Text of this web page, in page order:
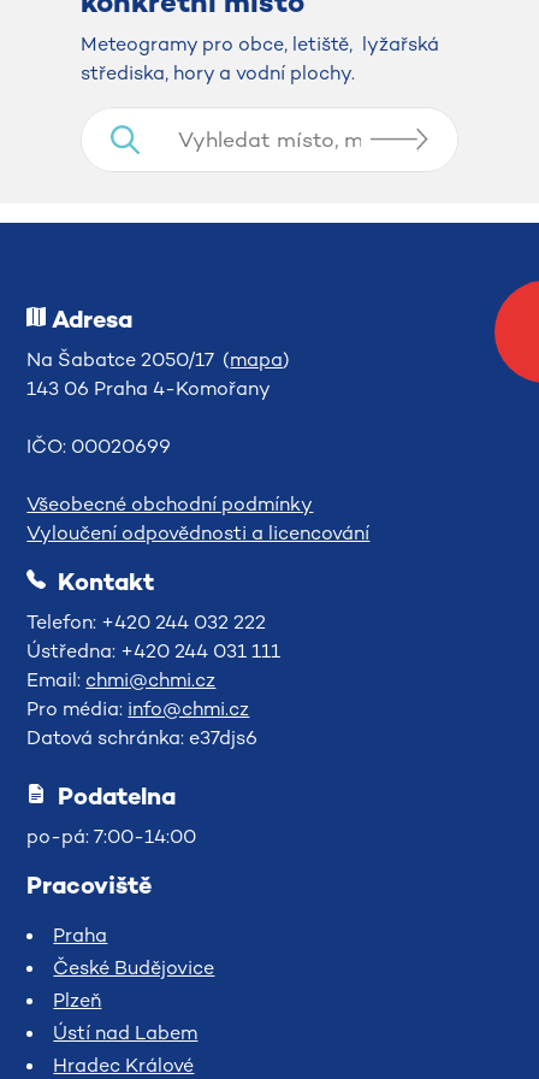
​​​​​​​Meteogramy pro obce, letiště, lyžařská
střediska, hory a vodní plochy.
Adresa
Na Šabatce 2050/17 (mapa)
143 06 Praha 4-Komořany
IČO: 00020699
Všeobecné obchodní podmínky
Vyloučení odpovědnosti a licencování
Kontakt
Telefon: +420 244 032 222
Ústředna: +420 244 031 111
Email: chmi@chmi.cz
Pro média: info@chmi.cz
Datová schránka: e37djs6
Podatelna
po-pá: 7:00-14:00
Pracoviště
Praha
České Budějovice
Plzeň
Ústí nad Labem
Hradec Králové